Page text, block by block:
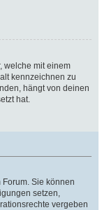
welche mit einem
kennzeichnen zu
hängt von deinen
hat.
Sie können
setzen,
vergeben